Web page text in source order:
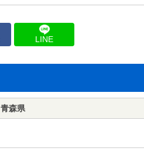
LINE
青森県